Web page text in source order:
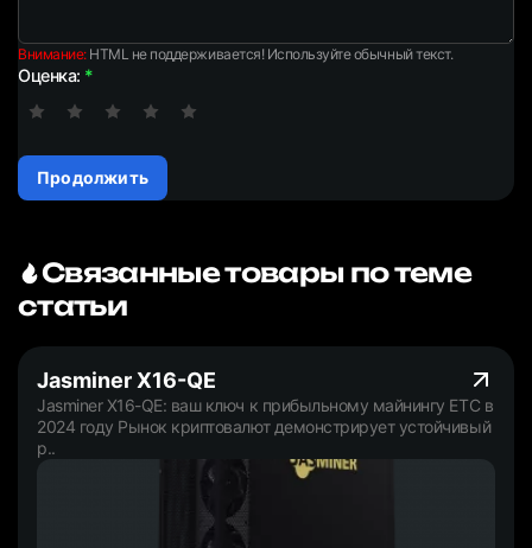
Внимание:HTML не поддерживается! Используйте обычный текст.
Оценка:
Продолжить
Связанные товары по теме
статьи
Jasminer X16-QE
Jasminer X16-QE: ваш ключ к прибыльному майнингу ETC в
2024 году Рынок криптовалют демонстрирует устойчивый
р..